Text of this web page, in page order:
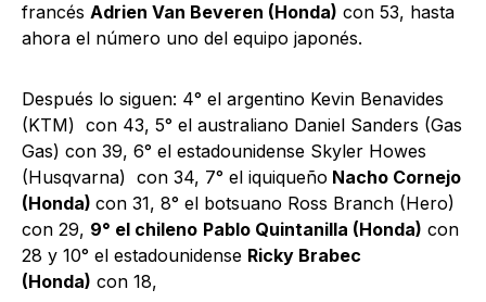
francés Adrien Van Beveren (Honda) con 53, hasta
ahora el número uno del equipo japonés.
Después lo siguen: 4° el argentino Kevin Benavides
(KTM) con 43, 5° el australiano Daniel Sanders (Gas
Gas) con 39, 6° el estadounidense Skyler Howes
(Husqvarna) con 34, 7° el iquiqueño Nacho Cornejo
(Honda) con 31, 8° el botsuano Ross Branch (Hero)
con 29, 9° el chileno Pablo Quintanilla (Honda) con
28 y 10° el estadounidense Ricky Brabec
(Honda) con 18,